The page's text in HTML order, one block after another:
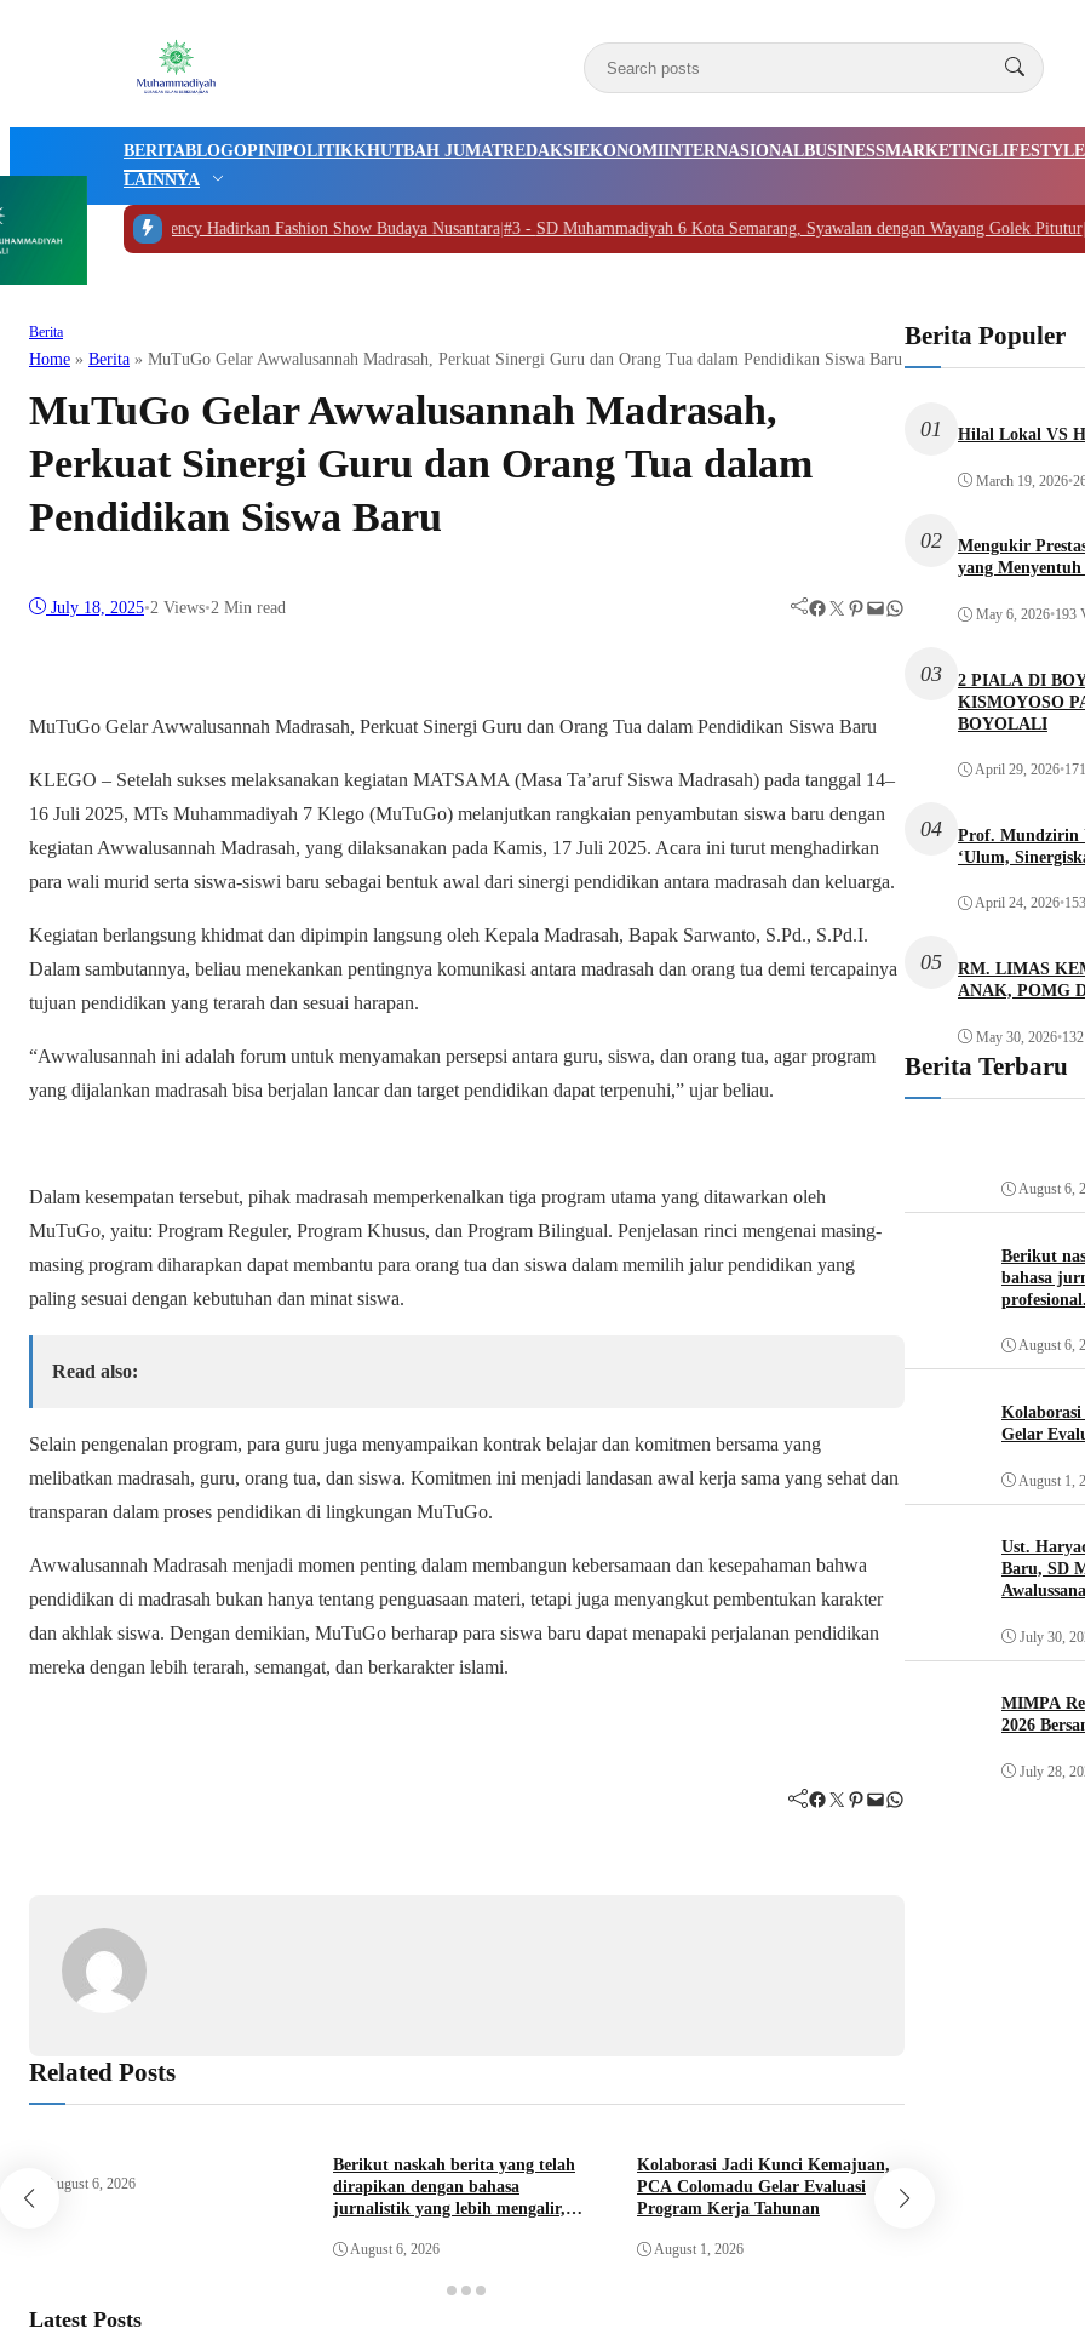
BERITABLOGOPINIPOLITIKKHUTBAH JUMATREDAKSIEKONOMIINTERNASIONALBUSINESSMARKETINGLIFESTYLE
LAINNYA
Models Agency Hadirkan Fashion Show Budaya Nusantara| #3 -SD Muhammadiyah 6 Kota Semarang, Syawalan dengan Wayang Golek Pitutur|#4 -
Berita
Home » Berita » MuTuGo Gelar Awwalusannah Madrasah, Perkuat Sinergi Guru dan Orang Tua dalam Pendidikan Siswa Baru
MuTuGo Gelar Awwalusannah Madrasah,
Perkuat Sinergi Guru dan Orang Tua dalam
Pendidikan Siswa Baru
July 18, 2025•2 Views•2 Min read Facebook Twitter Pinterest Mail WhatsApp
MuTuGo Gelar Awwalusannah Madrasah, Perkuat Sinergi Guru dan Orang Tua dalam Pendidikan Siswa Baru
KLEGO – Setelah sukses melaksanakan kegiatan MATSAMA (Masa Ta’aruf Siswa Madrasah) pada tanggal 14–
16 Juli 2025, MTs Muhammadiyah 7 Klego (MuTuGo) melanjutkan rangkaian penyambutan siswa baru dengan
kegiatan Awwalusannah Madrasah, yang dilaksanakan pada Kamis, 17 Juli 2025. Acara ini turut menghadirkan
para wali murid serta siswa-siswi baru sebagai bentuk awal dari sinergi pendidikan antara madrasah dan keluarga.
Kegiatan berlangsung khidmat dan dipimpin langsung oleh Kepala Madrasah, Bapak Sarwanto, S.Pd., S.Pd.I.
Dalam sambutannya, beliau menekankan pentingnya komunikasi antara madrasah dan orang tua demi tercapainya
tujuan pendidikan yang terarah dan sesuai harapan.
“Awwalusannah ini adalah forum untuk menyamakan persepsi antara guru, siswa, dan orang tua, agar program
yang dijalankan madrasah bisa berjalan lancar dan target pendidikan dapat terpenuhi,” ujar beliau.
Dalam kesempatan tersebut, pihak madrasah memperkenalkan tiga program utama yang ditawarkan oleh
MuTuGo, yaitu: Program Reguler, Program Khusus, dan Program Bilingual. Penjelasan rinci mengenai masing-
masing program diharapkan dapat membantu para orang tua dan siswa dalam memilih jalur pendidikan yang
paling sesuai dengan kebutuhan dan minat siswa.
Read also:
Selain pengenalan program, para guru juga menyampaikan kontrak belajar dan komitmen bersama yang
melibatkan madrasah, guru, orang tua, dan siswa. Komitmen ini menjadi landasan awal kerja sama yang sehat dan
transparan dalam proses pendidikan di lingkungan MuTuGo.
Awwalusannah Madrasah menjadi momen penting dalam membangun kebersamaan dan kesepahaman bahwa
pendidikan di madrasah bukan hanya tentang penguasaan materi, tetapi juga menyangkut pembentukan karakter
dan akhlak siswa. Dengan demikian, MuTuGo berharap para siswa baru dapat menapaki perjalanan pendidikan
mereka dengan lebih terarah, semangat, dan berkarakter islami.
Facebook Twitter Pinterest Mail WhatsApp
Related Posts
August 6, 2026
Berikut naskah berita yang telah
dirapikan dengan bahasa
jurnalistik yang lebih mengalir,
August 6, 2026
Kolaborasi Jadi Kunci Kemajuan,
PCA Colomadu Gelar Evaluasi
Program Kerja Tahunan
August 1, 2026
Latest Posts
Berita Populer
01 Hilal Lokal VS
March 19, 2026•
02
Mengukir
yang
May 6, 2026•193
03
2 PIALA DI
KISMOYOSO
BOYOLALI
April 29, 2026•
04
Prof. Mundzirin
‘Ulum,
April 24, 2026•
05
RM. LIMAS
ANAK, POMG
May 30, 2026•
Berita Terbaru
August 6,
Berikut
bahasa
profesional.
August 6,
Gelar
August 1,
Ust.
Baru, SD
July 30,
MIMPA
2026
July 28,